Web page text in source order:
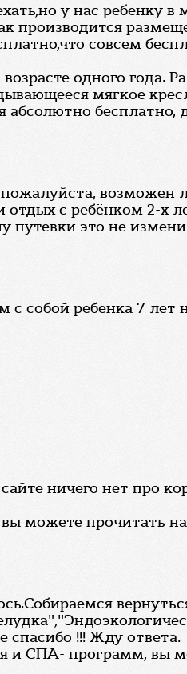
у нас ребенку в
производится
совсем
одного года.
мягкое
абсолютно
возможен
с ребёнком 2-х
это не
с собой ребенка 7 лет
ничего нет про
можете прочитать
спасибо !!! Жду ответа.
и СПА- программ, вы